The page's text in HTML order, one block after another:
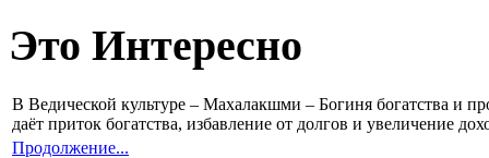
Это Интересно
В Ведической культуре – Махалакшми – Богиня богатства и
даёт приток богатства, избавление от долгов и увеличение
Продолжение...